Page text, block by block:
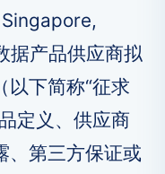
据产品供应商拟
以下简称“征求
定义、供应商
、第三方保证或